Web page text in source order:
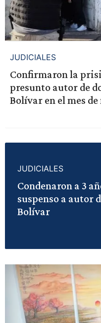
JUDICIALES
Confirmaron la
presunto autor de
Bolívar en el mes
JUDICIALES
Condenaron a 3
suspenso a autor
Bolívar